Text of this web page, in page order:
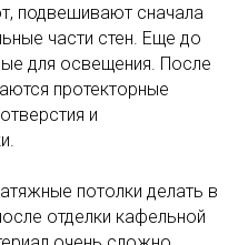
подвешивают сначала
части стен. Еще до
для освещения. После
протекторные
и
потолки делать в
отделки кафельной